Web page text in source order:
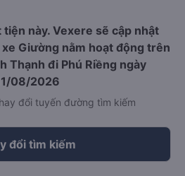
tiện này. Vexere sẽ cập nhật
Giường nằm hoạt động trên
Thạnh đi Phú Riềng ngày
08/2026
đổi tuyến đường tìm kiếm
đổi tìm kiếm